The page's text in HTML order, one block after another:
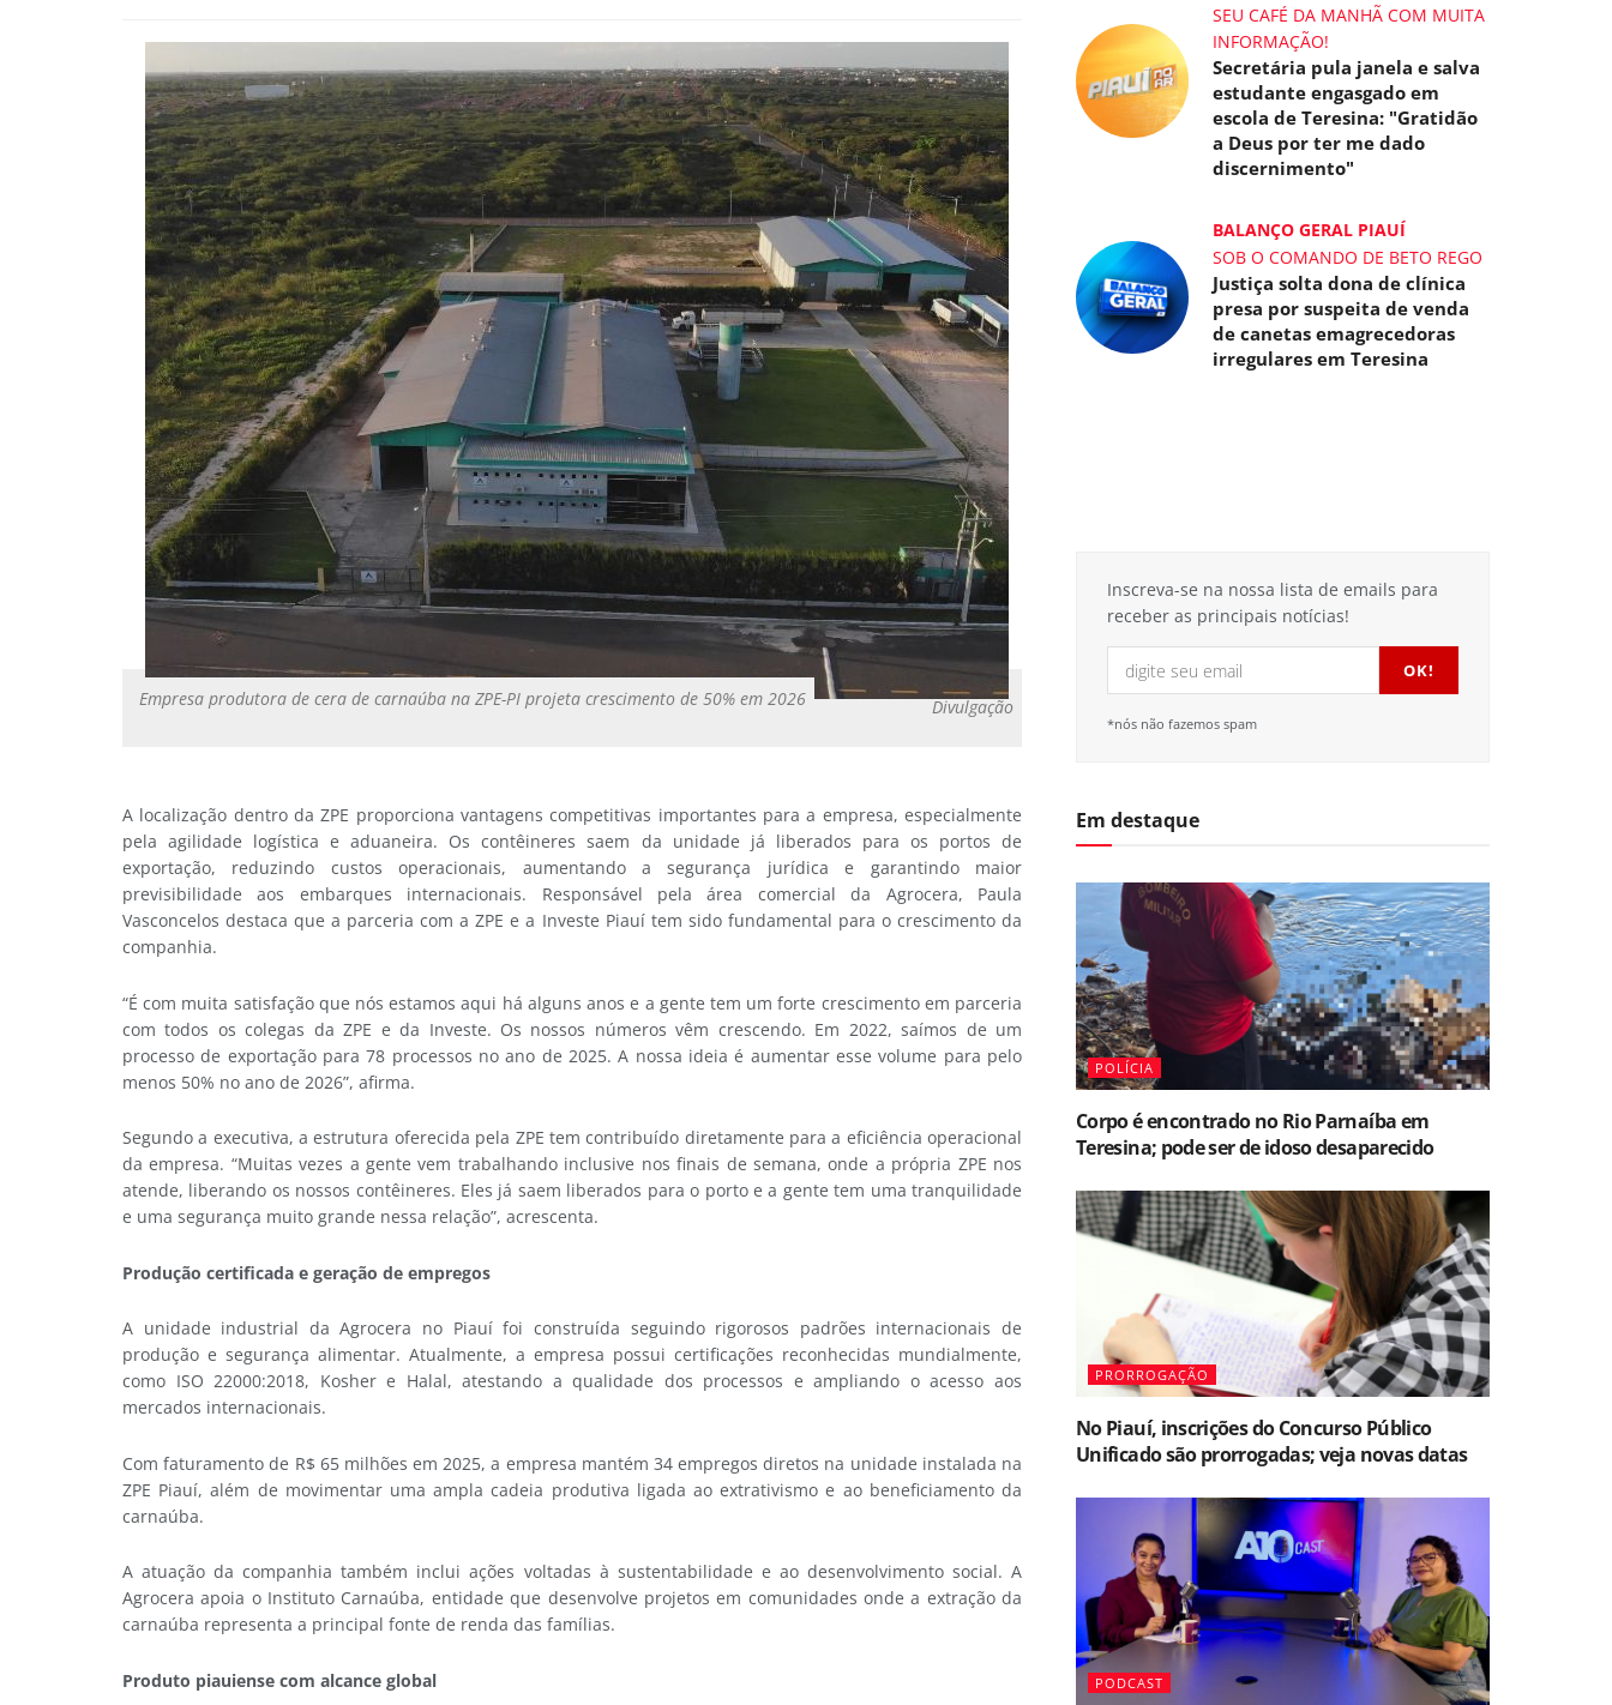
Empresa produtora de cera de carnaúba na ZPE-PI projeta crescimento de 50% em 2026 Divulgação
A localização dentro da ZPE proporciona vantagens competitivas importantes para a empresa, especialmente
pela agilidade logística e aduaneira. Os contêineres saem da unidade já liberados para os portos de
exportação, reduzindo custos operacionais, aumentando a segurança jurídica e garantindo maior
previsibilidade aos embarques internacionais. Responsável pela área comercial da Agrocera, Paula
Vasconcelos destaca que a parceria com a ZPE e a Investe Piauí tem sido fundamental para o crescimento da
companhia.
“É com muita satisfação que nós estamos aqui há alguns anos e a gente tem um forte crescimento em parceria
com todos os colegas da ZPE e da Investe. Os nossos números vêm crescendo. Em 2022, saímos de um
processo de exportação para 78 processos no ano de 2025. A nossa ideia é aumentar esse volume para pelo
menos 50% no ano de 2026”, afirma.
Segundo a executiva, a estrutura oferecida pela ZPE tem contribuído diretamente para a eficiência operacional
da empresa. “Muitas vezes a gente vem trabalhando inclusive nos finais de semana, onde a própria ZPE nos
atende, liberando os nossos contêineres. Eles já saem liberados para o porto e a gente tem uma tranquilidade
e uma segurança muito grande nessa relação”, acrescenta.
Produção certificada e geração de empregos
A unidade industrial da Agrocera no Piauí foi construída seguindo rigorosos padrões internacionais de
produção e segurança alimentar. Atualmente, a empresa possui certificações reconhecidas mundialmente,
como ISO 22000:2018, Kosher e Halal, atestando a qualidade dos processos e ampliando o acesso aos
mercados internacionais.
Com faturamento de R$ 65 milhões em 2025, a empresa mantém 34 empregos diretos na unidade instalada na
ZPE Piauí, além de movimentar uma ampla cadeia produtiva ligada ao extrativismo e ao beneficiamento da
carnaúba.
A atuação da companhia também inclui ações voltadas à sustentabilidade e ao desenvolvimento social. A
Agrocera apoia o Instituto Carnaúba, entidade que desenvolve projetos em comunidades onde a extração da
carnaúba representa a principal fonte de renda das famílias.
Produto piauiense com alcance global
SEU CAFÉ DA MANHÃ COM MUITA
INFORMAÇÃO!
Secretária pula janela e salva
estudante engasgado em
escola de Teresina: "Gratidão
a Deus por ter me dado
discernimento"
BALANÇO GERAL PIAUÍ
SOB O COMANDO DE BETO REGO
Justiça solta dona de clínica
presa por suspeita de venda
de canetas emagrecedoras
irregulares em Teresina
Inscreva-se na nossa lista de emails para
receber as principais notícias!
*nós não fazemos spam
Em destaque
POLÍCIA
Corpo é encontrado no Rio Parnaíba em
Teresina; pode ser de idoso desaparecido
PRORROGAÇÃO
No Piauí, inscrições do Concurso Público
Unificado são prorrogadas; veja novas datas
PODCAST